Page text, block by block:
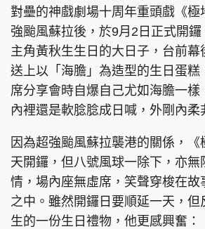
東周刊 cazbuyer
PCM 電腦廣場 星島頭條
頭條日報 星島環球
對壘的神戲劇場十周年重頭戲《極
強颱風蘇拉後，於9月2日正式開
主角黃秋生生日的大日子，台前幕
送上以「海膽」為造型的生日蛋糕
席分享會時自爆自己尤如海膽一樣
內裡還是軟腍腍成日喊，外剛內柔
因為超強颱風蘇拉襲港的關係，
天開鑼，但八號風球一除下，亦無
情，場內座無虛席，笑聲穿梭在故
之中。雖然開鑼日要順延一天，但
生的一份生日禮物，他更感興奮：